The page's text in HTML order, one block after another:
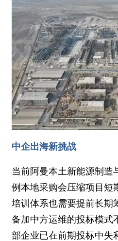
中企出海新挑战
当前阿曼本土新能源制造
例本地采购会压缩项目短
培训体系也需要提前长期
备加中方运维的投标模式
部企业已在前期投标中失